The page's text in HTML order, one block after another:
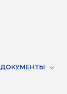
ДОКУМЕНТЫ